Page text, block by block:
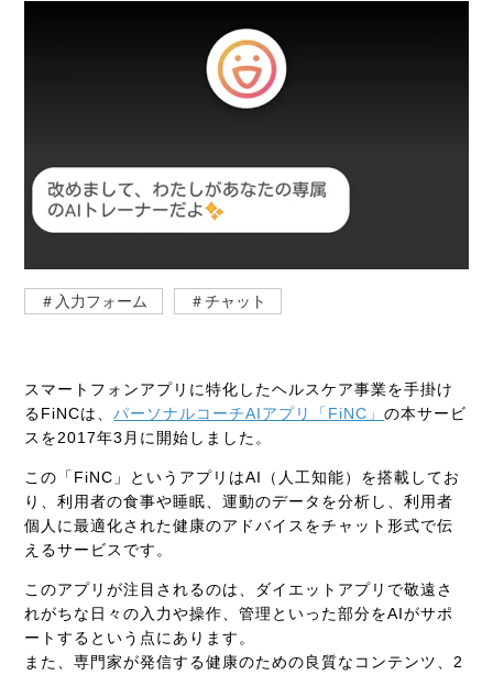
＃入力フォーム ＃チャット
スマートフォンアプリに特化したヘルスケア事業を手掛け
るFiNCは、パーソナルコーチAIアプリ「FiNC」の本サービ
スを2017年3月に開始しました。
この「FiNC」というアプリはAI（人工知能）を搭載してお
り、利用者の食事や睡眠、運動のデータを分析し、利用者
個人に最適化された健康のアドバイスをチャット形式で伝
えるサービスです。
このアプリが注目されるのは、ダイエットアプリで敬遠さ
れがちな日々の入力や操作、管理といった部分をAIがサポ
ートするという点にあります。
また、専門家が発信する健康のための良質なコンテンツ、2